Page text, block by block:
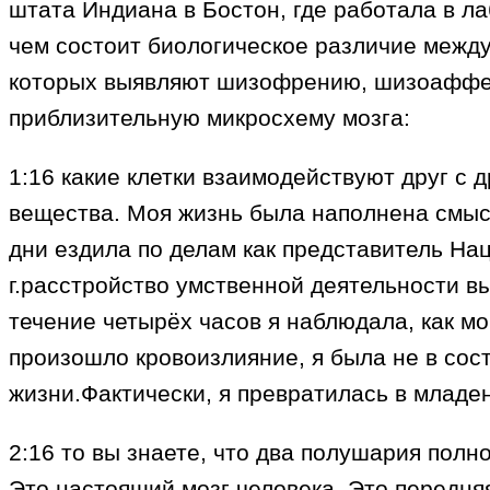
штата Индиана в Бостон, где работала в
чем состоит биологическое различие
которых выявляют шизофрению,
приблизительную микросхему мозга:
1:16 какие клетки взаимодействуют друг
вещества. Моя жизнь была наполнена
дни ездила по делам как представитель
г.расстройство умственной
течение четырёх часов я наблюдала, как
произошло кровоизлияние, я была не в
жизни.Фактически, я превратилась в
2:16 то вы знаете, что два полушария